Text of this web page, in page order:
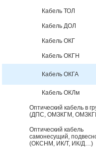
Кабель ТОЛ
Кабель ДОЛ
Кабель ОКГ
Кабель ОКГН
Кабель ОКГА
Кабель ОКЛм
Оптический кабель в
(ДПС, ОМЗКГМ,
Оптический кабель
самонесущий,
(ОКСНМ, ИК/Т, ИК/Д…)